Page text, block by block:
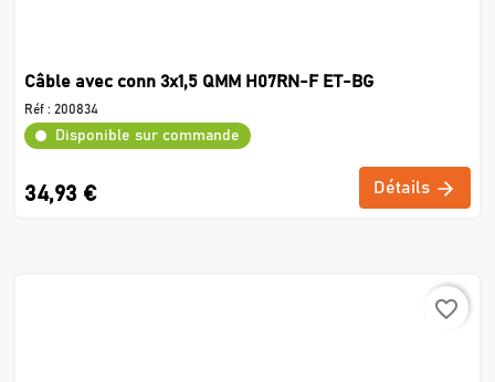
Câble avec conn 3x1,5 QMM H07RN-F ET-BG
Réf : 200834
Disponible sur commande
34,93 € Détails
favorite_border